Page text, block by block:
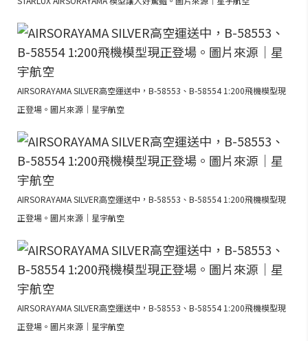
AIRSORAYAMA SILVER高空運送中，B-58553、B-58554 1:200飛機模型現
正登場。圖片來源｜星宇航空
AIRSORAYAMA SILVER高空運送中，B-58553、B-58554 1:200飛機模型現
正登場。圖片來源｜星宇航空
AIRSORAYAMA SILVER高空運送中，B-58553、B-58554 1:200飛機模型現
正登場。圖片來源｜星宇航空